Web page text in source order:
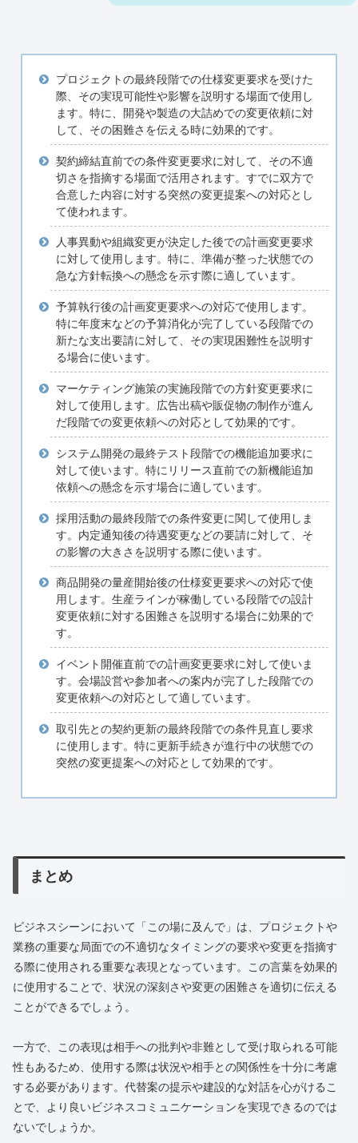
プロジェクトの最終段階での仕様変更要求を受けた
際、その実現可能性や影響を説明する場面で使用し
ます。特に、開発や製造の大詰めでの変更依頼に対
して、その困難さを伝える時に効果的です。
契約締結直前での条件変更要求に対して、その不適
切さを指摘する場面で活用されます。すでに双方で
合意した内容に対する突然の変更提案への対応とし
て使われます。
人事異動や組織変更が決定した後での計画変更要求
に対して使用します。特に、準備が整った状態での
急な方針転換への懸念を示す際に適しています。
予算執行後の計画変更要求への対応で使用します。
特に年度末などの予算消化が完了している段階での
新たな支出要請に対して、その実現困難性を説明す
る場合に使います。
マーケティング施策の実施段階での方針変更要求に
対して使用します。広告出稿や販促物の制作が進ん
だ段階での変更依頼への対応として効果的です。
システム開発の最終テスト段階での機能追加要求に
対して使います。特にリリース直前での新機能追加
依頼への懸念を示す場合に適しています。
採用活動の最終段階での条件変更に関して使用しま
す。内定通知後の待遇変更などの要請に対して、そ
の影響の大きさを説明する際に使います。
商品開発の量産開始後の仕様変更要求への対応で使
用します。生産ラインが稼働している段階での設計
変更依頼に対する困難さを説明する場合に効果的で
す。
イベント開催直前での計画変更要求に対して使いま
す。会場設営や参加者への案内が完了した段階での
変更依頼への対応として適しています。
取引先との契約更新の最終段階での条件見直し要求
に使用します。特に更新手続きが進行中の状態での
突然の変更提案への対応として効果的です。
まとめ
ビジネスシーンにおいて「この場に及んで」は、プロジェクトや
業務の重要な局面での不適切なタイミングの要求や変更を指摘す
る際に使用される重要な表現となっています。この言葉を効果的
に使用することで、状況の深刻さや変更の困難さを適切に伝える
ことができるでしょう。
一方で、この表現は相手への批判や非難として受け取られる可能
性もあるため、使用する際は状況や相手との関係性を十分に考慮
する必要があります。代替案の提示や建設的な対話を心がけるこ
とで、より良いビジネスコミュニケーションを実現できるのでは
ないでしょうか。